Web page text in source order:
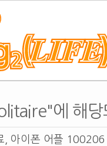
에 해당
, 아이폰 어플